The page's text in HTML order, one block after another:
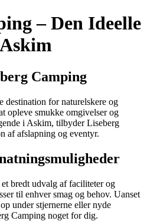
– Den Ideelle
Camping
destination for naturelskere og
opleve smukke omgivelser og
i Askim, tilbyder Liseberg
af afslapning og eventyr.
bredt udvalg af faciliteter og
til enhver smag og behov. Uanset
under stjernerne eller nyde
Camping noget for dig.